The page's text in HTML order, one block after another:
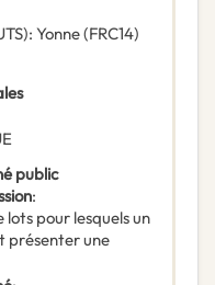
: Yonne(FRC14)
public
:
pour lesquels un
présenter une